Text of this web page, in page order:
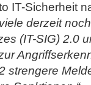
IT-Sicherheit
derzeit
(IT-SIG) 2.0
strengere